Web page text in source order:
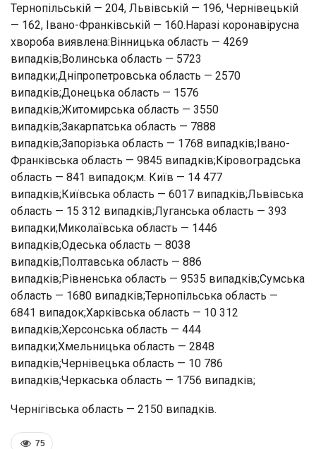
Тернопільській — 204, Львівській — 196, Чернівецькій
— 162, Івано-Франківській — 160.Наразі коронавірусна
хвороба виявлена:Вінницька область — 4269
випадків;Волинська область — 5723
випадки;Дніпропетровська область — 2570
випадків;Донецька область — 1576
випадків;Житомирська область — 3550
випадків;Закарпатська область — 7888
випадків;Запорізька область — 1768 випадків;Івано-
Франківська область — 9845 випадків;Кіровоградська
область — 841 випадок;м. Київ — 14 477
випадків;Київська область — 6017 випадків;Львівська
область — 15 312 випадків;Луганська область — 393
випадки;Миколаївська область — 1446
випадків;Одеська область — 8038
випадків;Полтавська область — 886
випадків;Рівненська область — 9535 випадків;Сумська
область — 1680 випадків;Тернопільська область —
6841 випадок;Харківська область — 10 312
випадків;Херсонська область — 444
випадки;Хмельницька область — 2848
випадків;Чернівецька область — 10 786
випадків;Черкаська область — 1756 випадків;
Чернігівська область — 2150 випадків.
75